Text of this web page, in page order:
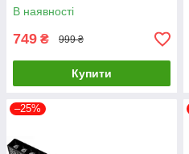
В наявності
749 ₴ 999 ₴
Купити
–25%